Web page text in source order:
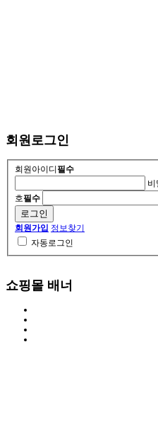
회원로그인
회원아이디 필수
비
호필수
회원가입 정보찾기
자동로그인
쇼핑몰 배너